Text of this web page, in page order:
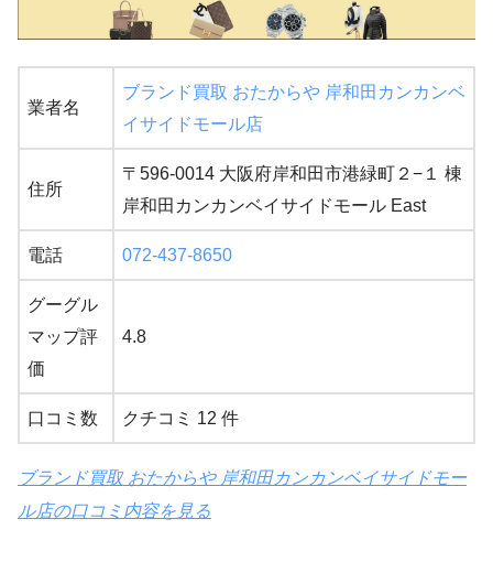
業者名
ブランド買取 おたからや 岸和田カンカンベ
イサイドモール店
住所
〒596-0014 大阪府岸和田市港緑町２−１ 棟
岸和田カンカンベイサイドモール East
電話 072-437-8650
グーグル
マップ評
価
4.8
口コミ数 クチコミ 12 件
ブランド買取 おたからや 岸和田カンカンベイサイドモー
ル店の口コミ内容を見る